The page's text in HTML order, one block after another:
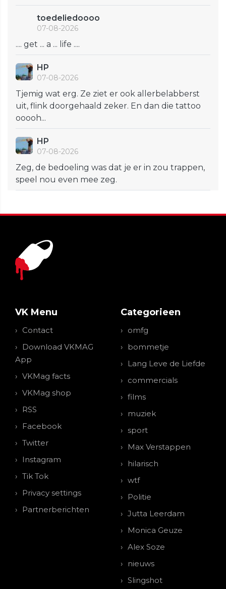
toedeliedoooo
07-08-2026
.... get ... a ... life ....
HP
07-08-2026
Tjemig wat erg. Ze ziet er ook allerbelabberst
uit, flink doorgehaald zeker. En dan die tattoo
ooooh...
HP
07-08-2026
Zeg, de bedoeling was dat je er in zou trappen,
speel nou even mee zeg.
VK Menu
Contact
Download VKMAG
App
VKMag facts
VKMag shop
RSS
Facebook
Twitter
Instagram
Tik Tok
Privacy settings
Partnerberichten
Categorieen
omfg
bommetje
Lang Leve de Liefde
commercials
films
muziek
sport
Max Verstappen
hilarisch
wtf
Politie
Jutta Leerdam
Monica Geuze
Alex Soze
nieuws
Slingshot